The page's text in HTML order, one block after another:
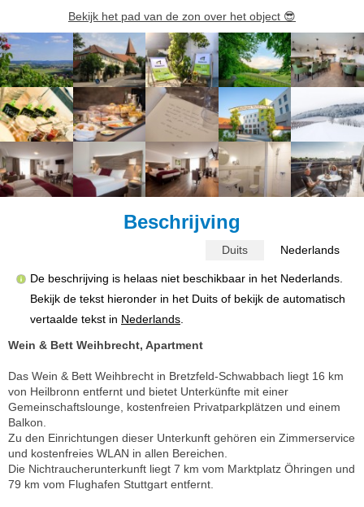
Bekijk het pad van de zon over het object 😎
Beschrijving
Duits Nederlands
De beschrijving is helaas niet beschikbaar in het Nederlands.
Bekijk de tekst hieronder in het Duits of bekijk de automatisch
vertaalde tekst in Nederlands
Wein & Bett Weihbrecht, Apartment
Das Wein & Bett Weihbrecht in Bretzfeld-Schwabbach liegt 16 km
von Heilbronn entfernt und bietet Unterkünfte mit einer
Gemeinschaftslounge, kostenfreien Privatparkplätzen und einem
Balkon.
Zu den Einrichtungen dieser Unterkunft gehören ein Zimmerservice
und kostenfreies WLAN in allen Bereichen.
Die Nichtraucherunterkunft liegt 7 km vom Marktplatz Öhringen und
79 km vom Flughafen Stuttgart entfernt.